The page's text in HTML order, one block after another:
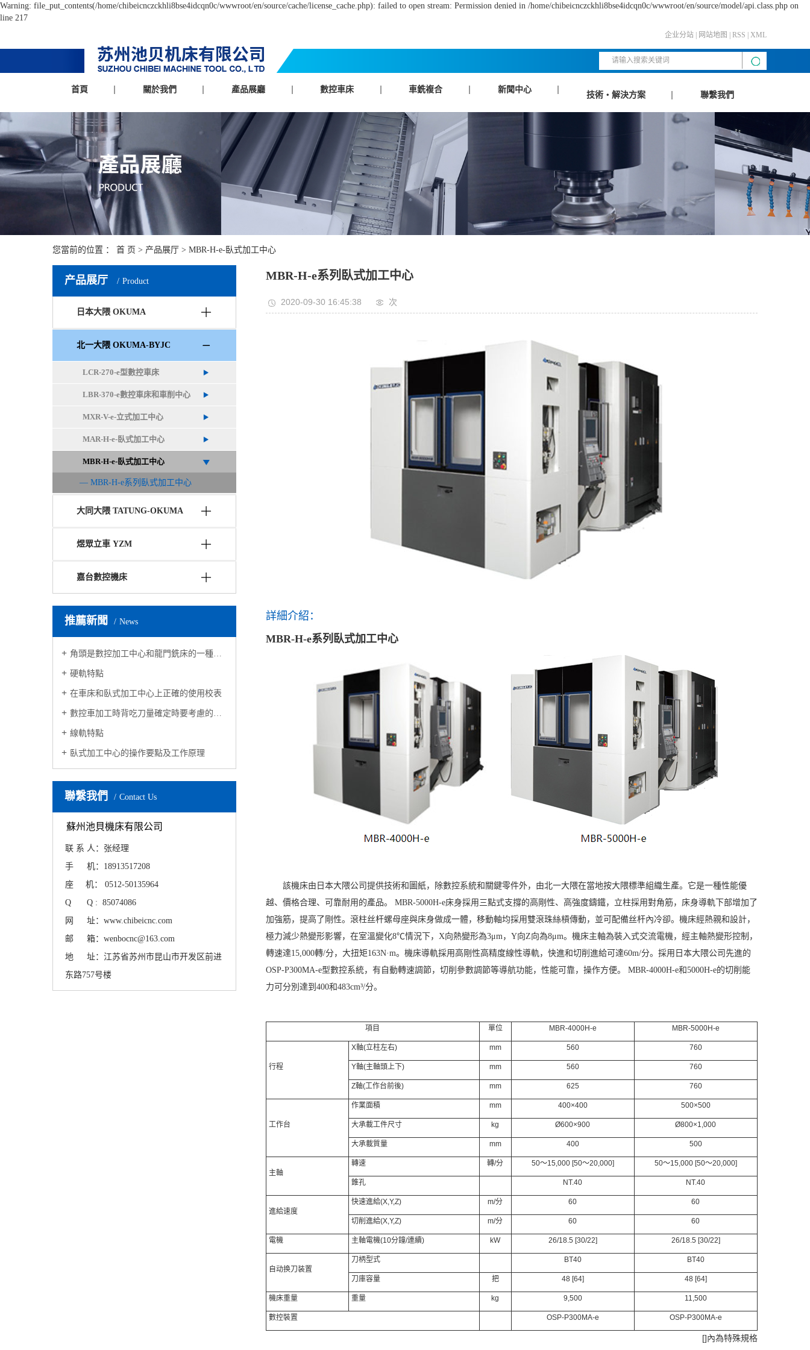
Warning: file_put_contents(/home/chibeicnczckhli8bse4idcqn0c/wwwroot/en/source/cache/license_cache.php): failed to open stream: Permission denied in /home/chibeicnczckhli8bse4idcqn0c/wwwroot/en/source/model/api.class.php on
line 217
企业分站 网站地图 RSS XML
首頁 關於我們 產品展廳 數控車床 車銑複合 新聞中心
技術・解決方案 聯繫我們
您當前的位置 ： 首 页 > 产品展厅 > MBR-H-e-臥式加工中心
产品展厅 Product
日本大隈 OKUMA
北一大隈 OKUMA-BYJC
LCR-270-e型數控車床
LBR-370-e數控車床和車削中心
MXR-V-e-立式加工中心
MAR-H-e-臥式加工中心
MBR-H-e-臥式加工中心
MBR-H-e系列臥式加工中心
大同大隈 TATUNG-OKUMA
煜眾立車 YZM
嘉台數控機床
推薦新聞 News
角頭是數控加工中心和龍門銑床的一種附件
硬軌特點
在車床和臥式加工中心上正確的使用校表
數控車加工時背吃刀量確定時要考慮的三個因素
線軌特點
臥式加工中心的操作要點及工作原理
聯繫我們 Contact Us
蘇州池貝機床有限公司
联 系 人：张经理
手 机：18913517208
座 机： 0512-50135964
Q Q : 85074086
网 址：www.chibeicnc.com
邮 箱：wenbocnc@163.com
地 址：江苏省苏州市昆山市开发区前进
东路757号楼
MBR-H-e系列臥式加工中心
2020-09-30 16:45:38 次
詳細介紹：
MBR-H-e系列臥式加工中心
該機床由日本大隈公司提供技術和圖紙，除數控系統和關鍵零件外，由北一大隈在當地按大隈標準組織生產。它是一種性能優
越、價格合理、可靠耐用的產品。 MBR-5000H-e床身採用三點式支撐的高剛性、高強度鑄鐵，立柱採用對角筋，床身導軌下部增加了
加強筋，提高了剛性。滾柱丝杆螺母座與床身做成一體，移動軸均採用雙滾珠絲槓傳動，並可配備丝杆內冷卻。機床經熱親和設計，
極力減少熱變形影響，在室溫變化8℃情況下，X向熱變形為3μm，Y向Z向為8μm。機床主軸為裝入式交流電機，經主軸熱變形控制，
轉速達15,000轉/分，大扭矩163N·m。機床導軌採用高剛性高精度線性導軌，快進和切削進給可達60m/分。採用日本大隈公司先進的
OSP-P300MA-e型數控系統，有自動轉速調節，切削參數調節等導航功能，性能可靠，操作方便。 MBR-4000H-e和5000H-e的切削能
力可分別達到400和483cm³/分。
項目 單位 MBR-4000H-e MBR-5000H-e
行程
X軸(立柱左右) mm 560 760
Y軸(主軸頭上下) mm 560 760
Z軸(工作台前後) mm 625 760
工作台
作業面積 mm 400×400 500×500
大承載工件尺寸 kg Ø600×900 Ø800×1,000
大承載質量 mm 400 500
主軸
轉速 轉/分 50～15,000 [50～20,000] 50～15,000 [50～20,000]
錐孔 NT.40 NT.40
進給速度
快速進給(X,Y,Z) m/分 60 60
切削進給(X,Y,Z) m/分 60 60
電機 主軸電機(10分鐘/連續) kW 26/18.5 [30/22] 26/18.5 [30/22]
自动换刀装置
刀柄型式 BT40 BT40
刀庫容量 把 48 [64] 48 [64]
機床重量 重量 kg 9,500 11,500
數控裝置 OSP-P300MA-e OSP-P300MA-e
[]內為特殊規格